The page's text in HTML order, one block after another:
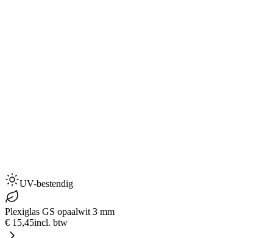
UV-bestendig
Plexiglas GS opaalwit 3 mm
€ 15,45incl. btw